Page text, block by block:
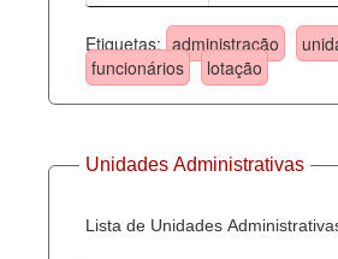
Etiquetas: administração
funcionários
lotação
Unidades Administrativas
Lista de Unidades